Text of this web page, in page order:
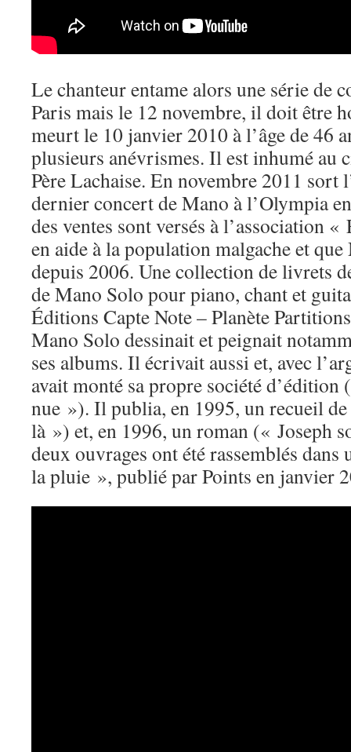
Le chanteur entame alors une série de
Paris mais le 12 novembre, il doit être
meurt le 10 janvier 2010 à l’âge de 46
plusieurs anévrismes. Il est inhumé au
Père Lachaise. En novembre 2011 sort
dernier concert de Mano à l’Olympia
des ventes sont versés à l’association
en aide à la population malgache et
depuis 2006. Une collection de livrets
de Mano Solo pour piano, chant et
Éditions Capte Note – Planète
Mano Solo dessinait et peignait
ses albums. Il écrivait aussi et, avec
avait monté sa propre société
nue »). Il publia, en 1995, un recueil
là ») et, en 1996, un roman (« Joseph
deux ouvrages ont été rassemblés
la pluie », publié par Points en janvier